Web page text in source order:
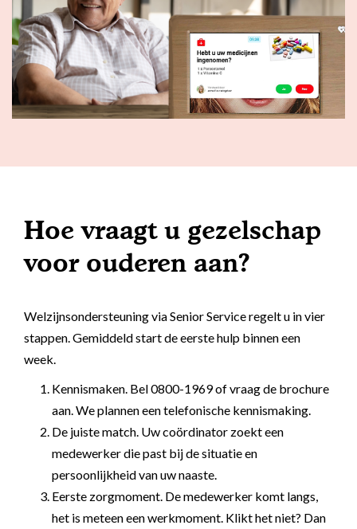
Hoe vraagt u gezelschap
voor ouderen aan?
Welzijnsondersteuning via Senior Service regelt u in vier
stappen. Gemiddeld start de eerste hulp binnen een
week.
Kennismaken. Bel 0800-1969 of vraag de brochure
aan. We plannen een telefonische kennismaking.
De juiste match. Uw coördinator zoekt een
medewerker die past bij de situatie en
persoonlijkheid van uw naaste.
Eerste zorgmoment. De medewerker komt langs,
het is meteen een werkmoment. Klikt het niet? Dan